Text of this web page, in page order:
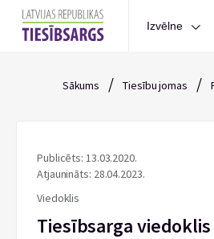
Izvēlne
Sākums / Tiesību jomas /
Publicēts: 13.03.2020.
Atjaunināts: 28.04.2023.
Viedoklis
Tiesībsarga